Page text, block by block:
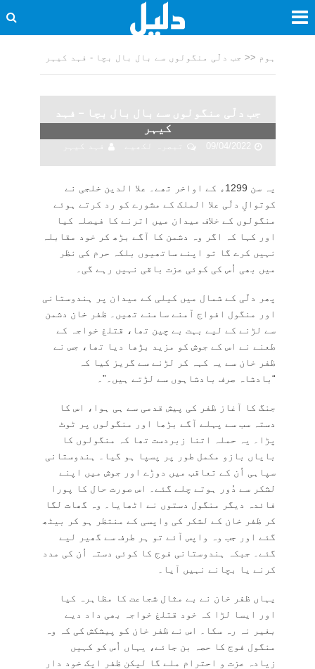
ہوم << جب دلّی منگولوں سے بال بال بچا - فہد کیہر
جب دلّی منگولوں سے بال بال بچا – فہد
کیہر
09/04/2022
یہ سن 1299ء کے اواخر تھے۔ علا الدین خلجی نے
کوتوالِ دلّی علا الملک کے مشورے کو رد کرتے ہوئے
منگولوں کے خلاف میدان میں اترنے کا فیصلہ کیا
اور کہا کہ اگر وہ دشمن کا آگے بڑھ کر خود مقابلہ
نہیں کرے گا تو اپنے ساتھیوں بلکہ حرم کی نظر
میں بھی اُس کی کوئی عزت باقی نہیں رہے گی۔
پھر دلّی کے شمال میں کیلی کے میدان پر ہندوستانی
اور منگول افواج آمنے سامنے تھیں۔ ظفر خان دشمن
سے لڑنے کے لیے بہت بے چین تھا، قتلغ خواجہ کے
طعنے نے اس کے جوش کو مزید بڑھا دیا تھا، جس نے
ظفر خان سے یہ کہہ کر لڑنے سے گریز کیا کہ
“بادشاہ صرف بادشاہوں سے لڑتے ہیں۔”۔
جنگ کا آغاز ظفر کی پیش قدمی سے ہی ہوا، اس کا
دستہ سب سے پہلے آگے بڑھا اور منگولوں پر ٹوٹ
پڑا۔ یہ حملہ اتنا زبردست تھا کہ منگولوں کا
بایاں بازو مکمل طور پر پسپا ہو گیا۔ ہندوستانی
سپاہی اُن کے تعاقب میں دوڑے اور جوش میں اپنے
لشکر سے دُور ہوتے چلے گئے۔ اس صورت حال کا پورا
فائدہ دیگر منگول دستوں نے اٹھایا۔ وہ گھات لگا
کر ظفر خان کے لشکر کی واپسی کے منتظر ہو کر بیٹھ
گئے اور جب وہ واپس آئے تو ہر طرف سے گھیر لیے
گئے۔ جبکہ ہندوستانی فوج کا کوئی دستہ اُن کی مدد
کرنے یا بچانے نہیں آیا۔
یہاں ظفر خان نے بے مثال شجاعت کا مظاہرہ کیا
اور ایسا لڑا کہ خود قتلغ خواجہ بھی داد دیے
بغیر نہ رہ سکا۔ اس نے ظفر خان کو پیشکش کی کہ وہ
منگول فوج کا حصہ بن جائے، یہاں اُس کو کہیں
زیادہ عزت و احترام ملے گا لیکن ظفر ایک خود دار